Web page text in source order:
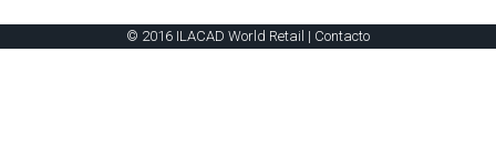
© 2016 ILACAD World Retail | Contacto